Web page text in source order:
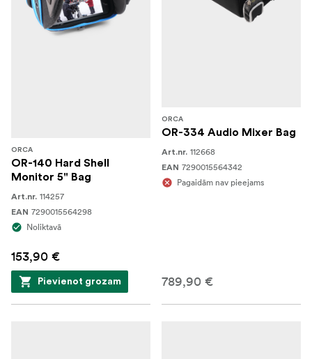
ORCA
OR-140 Hard Shell
Monitor 5" Bag
Art.nr. 114257
EAN 7290015564298
Noliktavā
153,90 €
Pievienot grozam
ORCA
OR-334 Audio Mixer Bag
Art.nr. 112668
EAN 7290015564342
Pagaidām nav pieejams
789,90 €